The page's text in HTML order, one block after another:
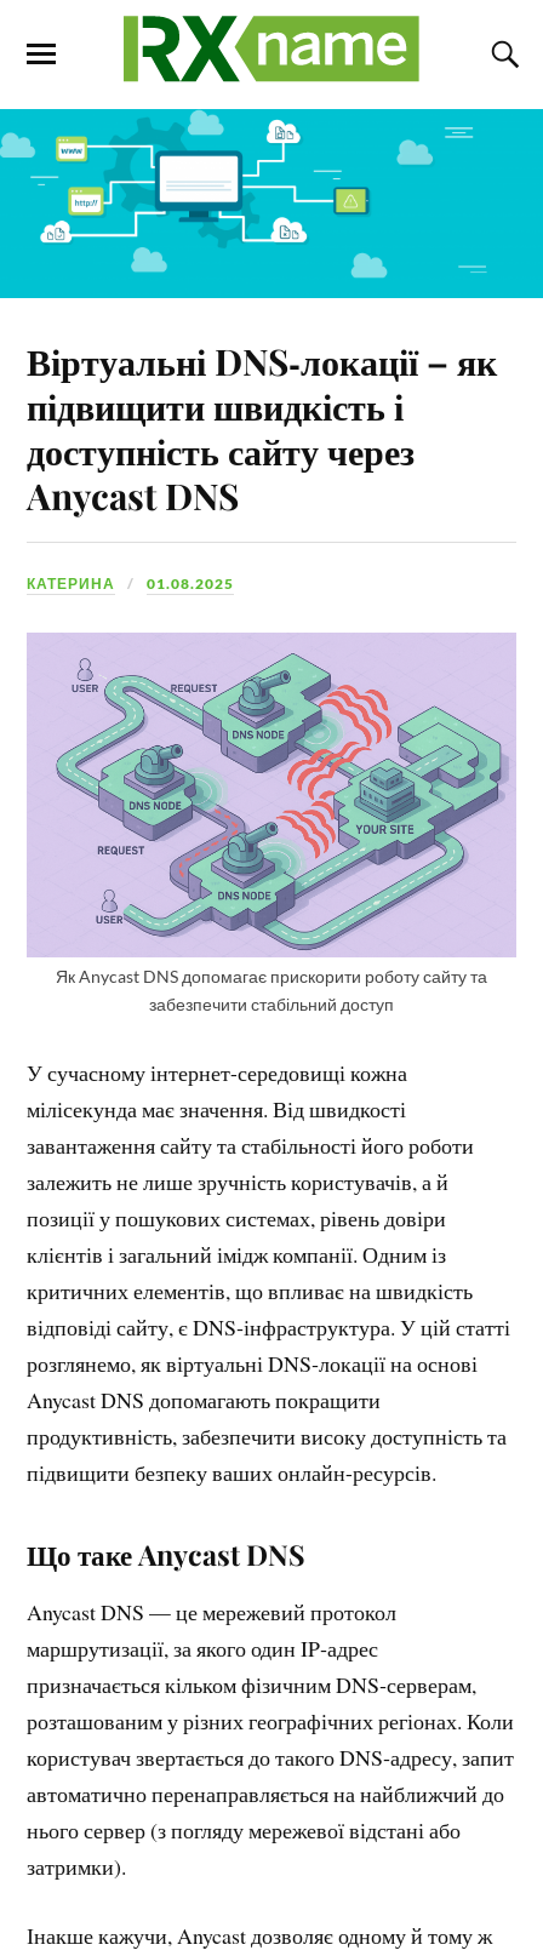
Віртуальні DNS‑локації – як
підвищити швидкість і
доступність сайту через
Anycast DNS
КАТЕРИНА 01.08.2025
Як Anycast DNS допомагає прискорити роботу сайту та
забезпечити стабільний доступ
У сучасному інтернет-середовищі кожна
мілісекунда має значення. Від швидкості
завантаження сайту та стабільності його роботи
залежить не лише зручність користувачів, а й
позиції у пошукових системах, рівень довіри
клієнтів і загальний імідж компанії. Одним із
критичних елементів, що впливає на швидкість
відповіді сайту, є DNS‑інфраструктура. У цій статті
розглянемо, як віртуальні DNS‑локації на основі
Anycast DNS допомагають покращити
продуктивність, забезпечити високу доступність та
підвищити безпеку ваших онлайн-ресурсів.
Що таке Anycast DNS
Anycast DNS — це мережевий протокол
маршрутизації, за якого один IP‑адрес
призначається кільком фізичним DNS‑серверам,
розташованим у різних географічних регіонах. Коли
користувач звертається до такого DNS‑адресу, запит
автоматично перенаправляється на найближчий до
нього сервер (з погляду мережевої відстані або
затримки).
Інакше кажучи, Anycast дозволяє одному й тому ж